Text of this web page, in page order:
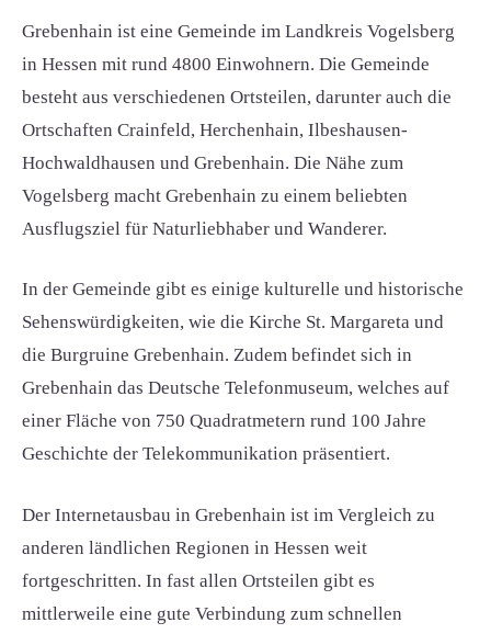
Grebenhain ist eine Gemeinde im Landkreis Vogelsberg
in Hessen mit rund 4800 Einwohnern. Die Gemeinde
besteht aus verschiedenen Ortsteilen, darunter auch die
Ortschaften Crainfeld, Herchenhain, Ilbeshausen-
Hochwaldhausen und Grebenhain. Die Nähe zum
Vogelsberg macht Grebenhain zu einem beliebten
Ausflugsziel für Naturliebhaber und Wanderer.
In der Gemeinde gibt es einige kulturelle und historische
Sehenswürdigkeiten, wie die Kirche St. Margareta und
die Burgruine Grebenhain. Zudem befindet sich in
Grebenhain das Deutsche Telefonmuseum, welches auf
einer Fläche von 750 Quadratmetern rund 100 Jahre
Geschichte der Telekommunikation präsentiert.
Der Internetausbau in Grebenhain ist im Vergleich zu
anderen ländlichen Regionen in Hessen weit
fortgeschritten. In fast allen Ortsteilen gibt es
mittlerweile eine gute Verbindung zum schnellen